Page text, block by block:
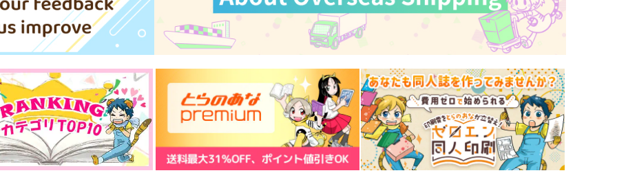
専売 1,572円（税込）
呪術廻戦 五条悟×虎杖悠仁
サンプル カート
（税込）
呪術廻戦 五条悟×虎杖悠仁
サンプル カート
724 （税込）
呪術廻戦 五条悟×虎杖悠仁
サンプル カート
専売 629 （税込）
五条悟×虎杖悠仁
サンプル カート